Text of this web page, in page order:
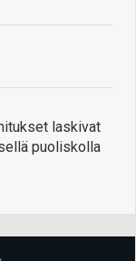
laskivat
puoliskolla